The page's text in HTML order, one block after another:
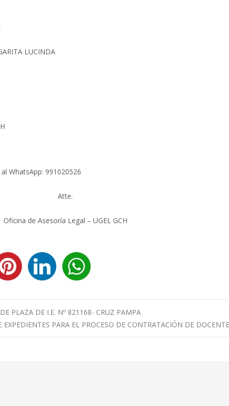
LUCINDA
WhatsApp: 991020526
Atte.
Oficina de Asesoría Legal – UGEL GCH
PLAZA DE I.E. Nº 821168- CRUZ PAMPA
PARA EL PROCESO DE CONTRATACIÓN DE